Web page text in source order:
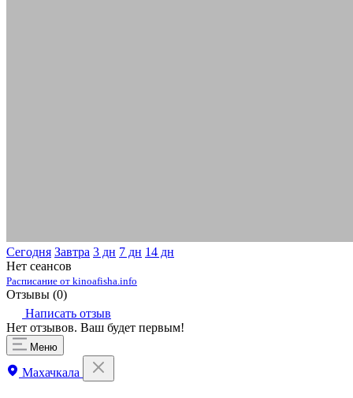
Сегодня Завтра 3 дн 7 дн 14 дн
Нет сеансов
Расписание от kinoafisha.info
Отзывы (0)
Написать отзыв
Нет отзывов. Ваш будет первым!
Меню
Махачкала